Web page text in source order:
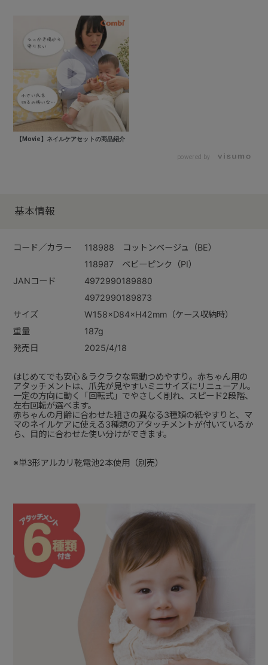
【Movie】ネイルケアセットの商品紹介
powered by
基本情報
コード／カラー
118988 コットンベージュ（BE）
118987 ベビーピンク（PI）
JANコード
4972990189880
4972990189873
サイズ
W158×D84×H42mm（ケース収納時）
重量
187g
発売日
2025/4/18
はじめてでも安心＆ラクラクな電動つめやすり。赤ちゃん用の
アタッチメントは、爪先が見やすいミニサイズにリニューアル。
一定の方向に動く「回転式」でやさしく削れ、スピード2段階、
左右回転が選べます。
赤ちゃんの月齢に合わせた粗さの異なる3種類の紙やすりと、マ
マのネイルケアに使える3種類のアタッチメントが付いているか
ら、目的に合わせた使い分けができます。
※単3形アルカリ乾電池2本使用（別売）